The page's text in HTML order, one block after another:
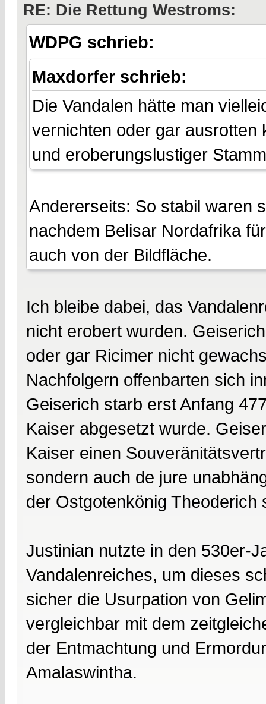
RE: Die Rettung Westroms:
WDPG schrieb:
Maxdorfer schrieb:
Die Vandalen hätte man
vernichten oder gar ausrotten
und eroberungslustiger
Andererseits: So stabil waren
nachdem Belisar Nordafrika
auch von der Bildfläche.
Ich bleibe dabei, das
nicht erobert wurden.
oder gar Ricimer nicht
Nachfolgern offenbarten sich
Geiserich starb erst Anfang
Kaiser abgesetzt wurde.
Kaiser einen
sondern auch de jure
der Ostgotenkönig Theoderich
Justinian nutzte in den 530er-
Vandalenreiches, um dieses
sicher die Usurpation von
vergleichbar mit dem
der Entmachtung und
Amalaswintha.